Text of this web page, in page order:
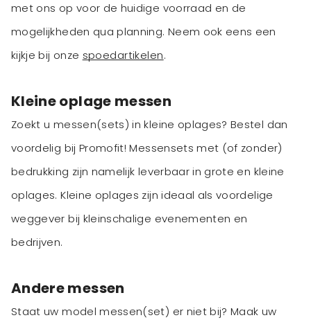
met ons op voor de huidige voorraad en de
mogelijkheden qua planning. Neem ook eens een
kijkje bij onze spoedartikelen.
Kleine oplage messen
Zoekt u messen(sets) in kleine oplages? Bestel dan
voordelig bij Promofit! Messensets met (of zonder)
bedrukking zijn namelijk leverbaar in grote en kleine
oplages. Kleine oplages zijn ideaal als voordelige
weggever bij kleinschalige evenementen en
bedrijven.
Andere messen
Staat uw model messen(set) er niet bij? Maak uw